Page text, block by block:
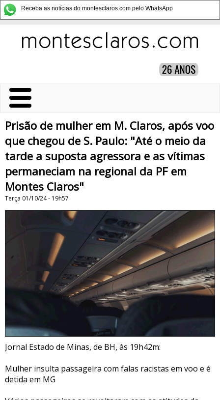
Receba as notícias do montesclaros.com pelo WhatsApp
Prisão de mulher em M. Claros, após voo
que chegou de S. Paulo: "Até o meio da
tarde a suposta agressora e as vítimas
permaneciam na regional da PF em
Montes Claros"
Terça 01/10/24 - 19h57
Jornal Estado de Minas, de BH, às 19h42m:
Mulher insulta passageira com falas racistas em voo e é
detida em MG